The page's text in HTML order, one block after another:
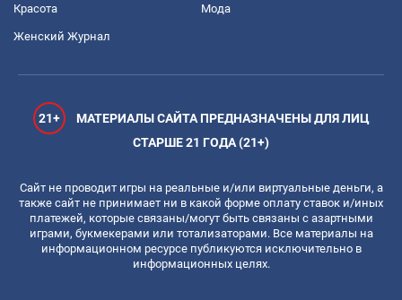
Красота Мода
Женский Журнал
21+
МАТЕРИАЛЫ САЙТА ПРЕДНАЗНАЧЕНЫ ДЛЯ ЛИЦ
СТАРШЕ 21 ГОДА (21+)
Сайт не проводит игры на реальные и/или виртуальные деньги, а
также сайт не принимает ни в какой форме оплату ставок и/иных
платежей, которые связаны/могут быть связаны с азартными
играми, букмекерами или тотализаторами. Все материалы на
информационном ресурсе публикуются исключительно в
информационных целях.